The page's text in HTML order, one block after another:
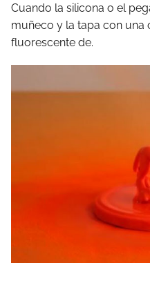
Cuando la silicona o el
muñeco y la tapa con una
fluorescente de.